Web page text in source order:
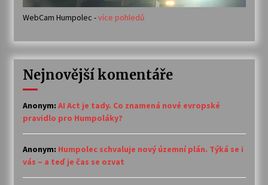
WebCam Humpolec -více pohledů
Nejnovější komentáře
Anonym: AI Act je tady. Co znamená nové evropské
pravidlo pro Humpoláky?
Anonym: Humpolec schvaluje nový územní plán. Týká se i
vás – a teď je čas se ozvat